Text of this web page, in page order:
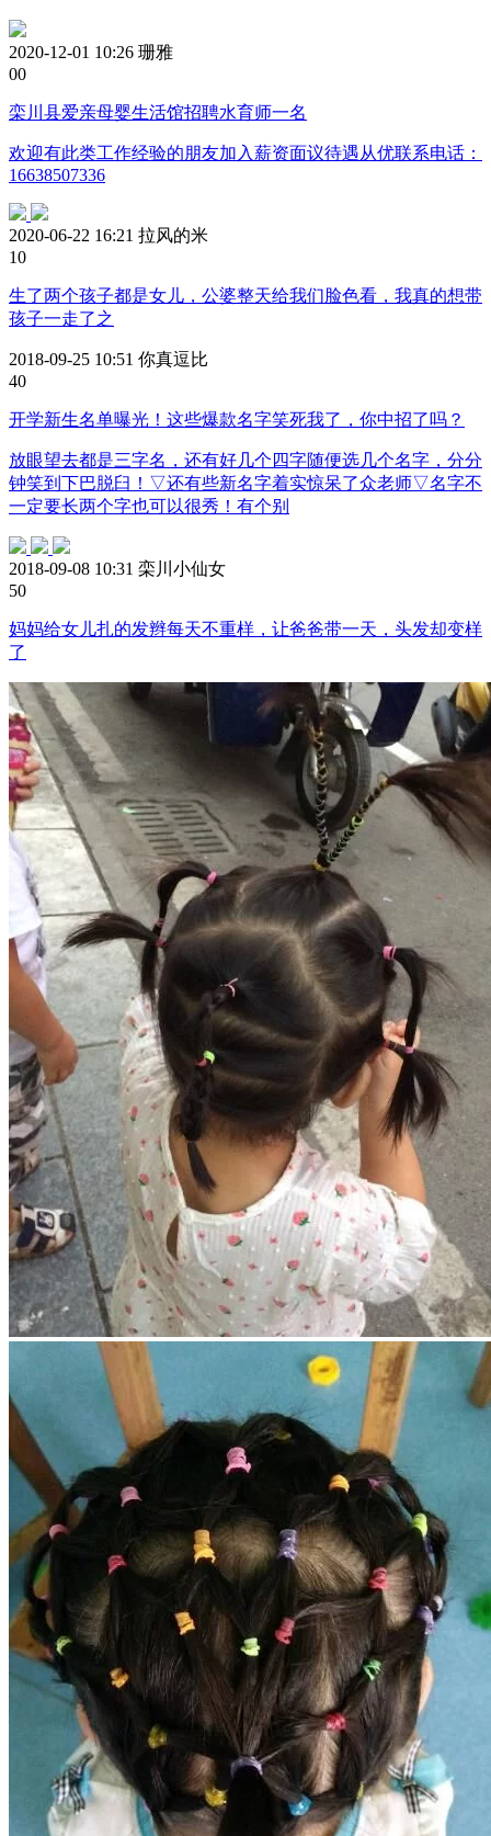
2020-12-01 10:26 珊雅
00
栾川县爱亲母婴生活馆招聘水育师一名
欢迎有此类工作经验的朋友加入薪资面议待遇从优联系电话：
16638507336
2020-06-22 16:21 拉风的米
10
生了两个孩子都是女儿，公婆整天给我们脸色看，我真的想带
孩子一走了之
2018-09-25 10:51 你真逗比
40
开学新生名单曝光！这些爆款名字笑死我了，你中招了吗？
放眼望去都是三字名，还有好几个四字随便选几个名字，分分
钟笑到下巴脱臼！▽还有些新名字着实惊呆了众老师▽名字不
一定要长两个字也可以很秀！有个别
2018-09-08 10:31 栾川小仙女
50
妈妈给女儿扎的发辫每天不重样，让爸爸带一天，头发却变样
了